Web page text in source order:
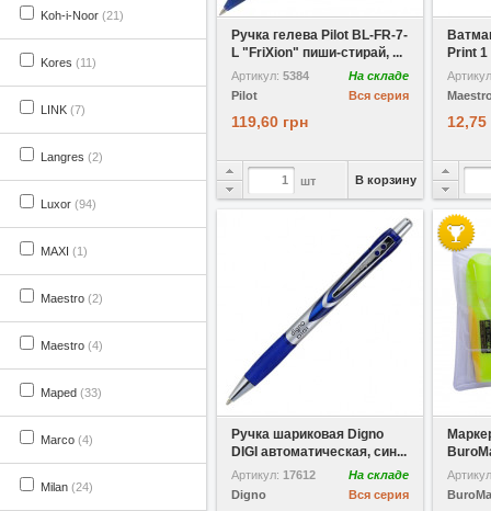
Koh-i-Noor (21)
Kores (11)
LINK (7)
Langres (2)
Luxor (94)
MAXI (1)
Maestro (2)
Maestro (4)
Maped (33)
Marco (4)
Milan (24)
Ручка гелева Pilot BL-FR-7-
L "FriXion" пиши-стирай, ...
Артикул: 5384
На складе
Вся серия
Pilot
119,60 грн
шт В корзину
Print
12,75
Ручка шариковая Digno
DIGI автоматическая, син...
Артикул: 17612
На складе
Вся серия
Digno